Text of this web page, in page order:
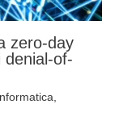
zero-day
of-